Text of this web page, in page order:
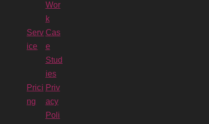
Wor
k
Serv
ice
Cas
e
Stud
ies
Prici
ng
Priv
acy
Poli